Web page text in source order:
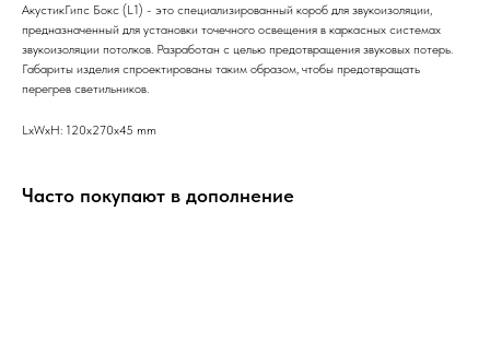
АкустикГипс Бокс (L1) - это специализированный короб для звукоизоляции,
предназначенный для установки точечного освещения в каркасных системах
звукоизоляции потолков. Разработан с целью предотвращения звуковых потерь.
Габариты изделия спроектированы таким образом, чтобы предотвращать
перегрев светильников.
LxWxH: 120x270x45 mm
Часто покупают в дополнение